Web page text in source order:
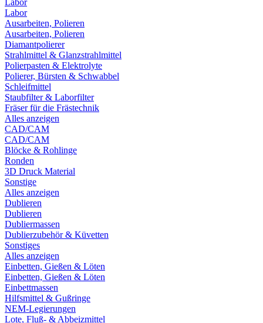
Labor
Labor
Ausarbeiten, Polieren
Ausarbeiten, Polieren
Diamantpolierer
Strahlmittel & Glanzstrahlmittel
Polierpasten & Elektrolyte
Polierer, Bürsten & Schwabbel
Schleifmittel
Staubfilter & Laborfilter
Fräser für die Frästechnik
Alles anzeigen
CAD/CAM
CAD/CAM
Blöcke & Rohlinge
Ronden
3D Druck Material
Sonstige
Alles anzeigen
Dublieren
Dublieren
Dubliermassen
Dublierzubehör & Küvetten
Sonstiges
Alles anzeigen
Einbetten, Gießen & Löten
Einbetten, Gießen & Löten
Einbettmassen
Hilfsmittel & Gußringe
NEM-Legierungen
Lote, Fluß- & Abbeizmittel